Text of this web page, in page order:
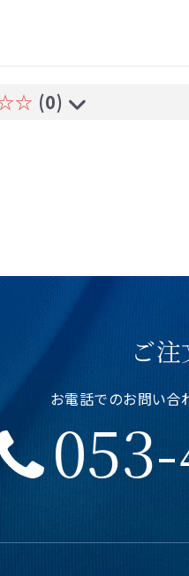
(0)
ご
お電話でのお問い合